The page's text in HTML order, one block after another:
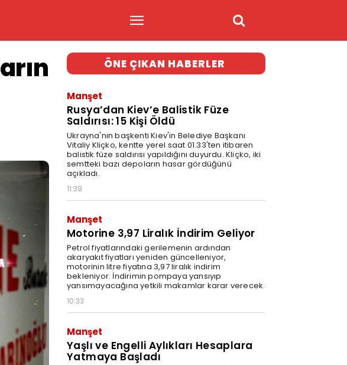
ÖNE ÇIKAN HABERLER
Manşet
Rusya’dan Kiev’e Balistik Füze
Saldırısı: 15 Kişi Öldü
Ukrayna'nın başkenti Kiev'in Belediye Başkanı
Vitaliy Kliçko, kentte yerel saat 01.33'ten itibaren
balistik füze saldırısı yapıldığını duyurdu. Kliçko, iki
semtteki bazı depoların hasar gördüğünü
açıkladı.
11:39
Manşet
Motorine 3,97 Liralık İndirim Geliyor
Petrol fiyatlarındaki gerilemenin ardından
akaryakıt fiyatları yeniden güncelleniyor,
motorinin litre fiyatına 3,97 liralık indirim
bekleniyor. İndirimin pompaya yansıyıp
yansımayacağına yetkili makamlar karar verecek.
10:33
Manşet
Yaşlı ve Engelli Aylıkları Hesaplara
Yatmaya Başladı